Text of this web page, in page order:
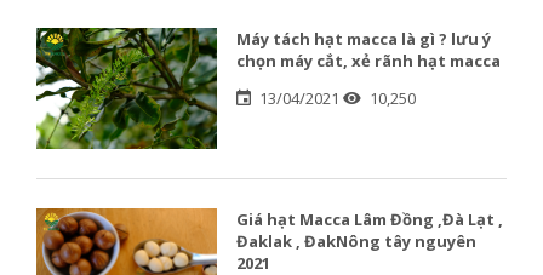
Máy tách hạt macca là gì ? lưu ý
chọn máy cắt, xẻ rãnh hạt macca
13/04/2021
10,250
Giá hạt Macca Lâm Đồng ,Đà Lạt ,
Đaklak , ĐakNông tây nguyên
2021